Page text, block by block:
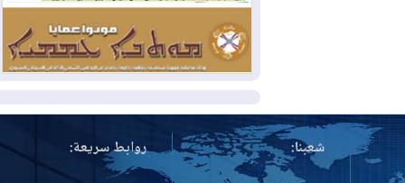
2026-07-31
سبتة تهز أوروبا.. إيطاليا تهدد
بورقة شنغن وفرنسا تشدد الحدود
شعبنا: روابط سريعة: